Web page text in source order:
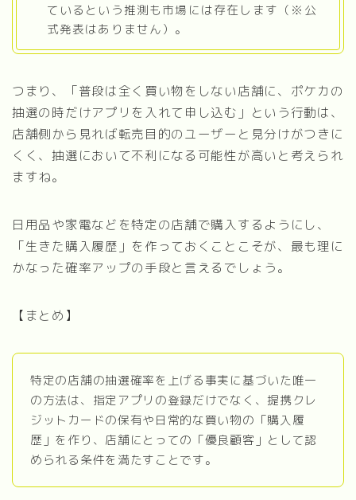
ているという推測も市場には存在します（※公
式発表はありません）。
つまり、「普段は全く買い物をしない店舗に、ポケカの
抽選の時だけアプリを入れて申し込む」という行動は、
店舗側から見れば転売目的のユーザーと見分けがつきに
くく、抽選において不利になる可能性が高いと考えられ
ますね。
日用品や家電などを特定の店舗で購入するようにし、
「生きた購入履歴」を作っておくことこそが、最も理に
かなった確率アップの手段と言えるでしょう。
【まとめ】
特定の店舗の抽選確率を上げる事実に基づいた唯一
の方法は、指定アプリの登録だけでなく、提携クレ
ジットカードの保有や日常的な買い物の「購入履
歴」を作り、店舗にとっての「優良顧客」として認
められる条件を満たすことです。